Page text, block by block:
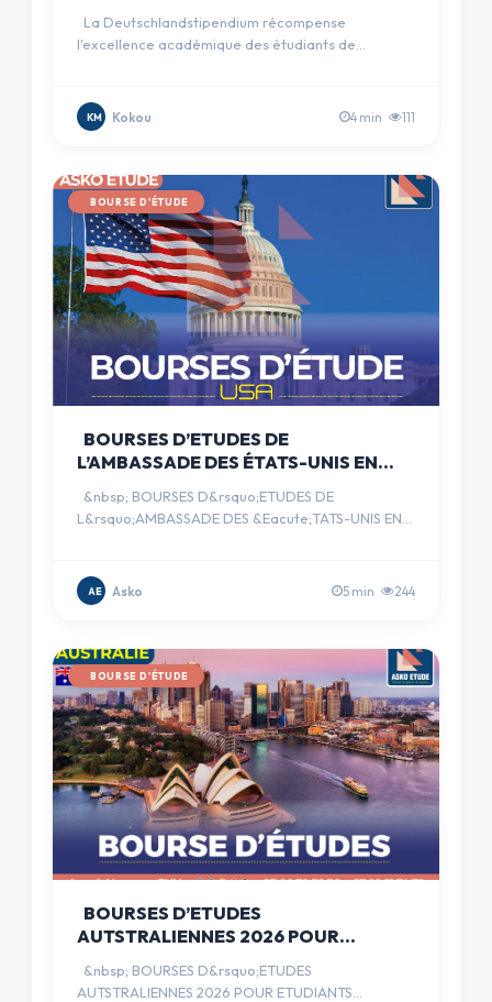
La Deutschlandstipendium récompense
l'excellence académique des étudiants de
KM Kokou 4 min 111
BOURSE D'ÉTUDE
BOURSES D’ETUDES DE
L’AMBASSADE DES ÉTATS-UNIS EN
&nbsp; BOURSES D&rsquo;ETUDES DE
L&rsquo;AMBASSADE DES &Eacute;TATS-UNIS EN
AE Asko 5 min 244
BOURSE D'ÉTUDE
BOURSES D’ETUDES
AUTSTRALIENNES 2026 POUR
(ENTIEREMENT FINANCEES)
&nbsp; BOURSES D&rsquo;ETUDES
AUTSTRALIENNES 2026 POUR ETUDIANTS